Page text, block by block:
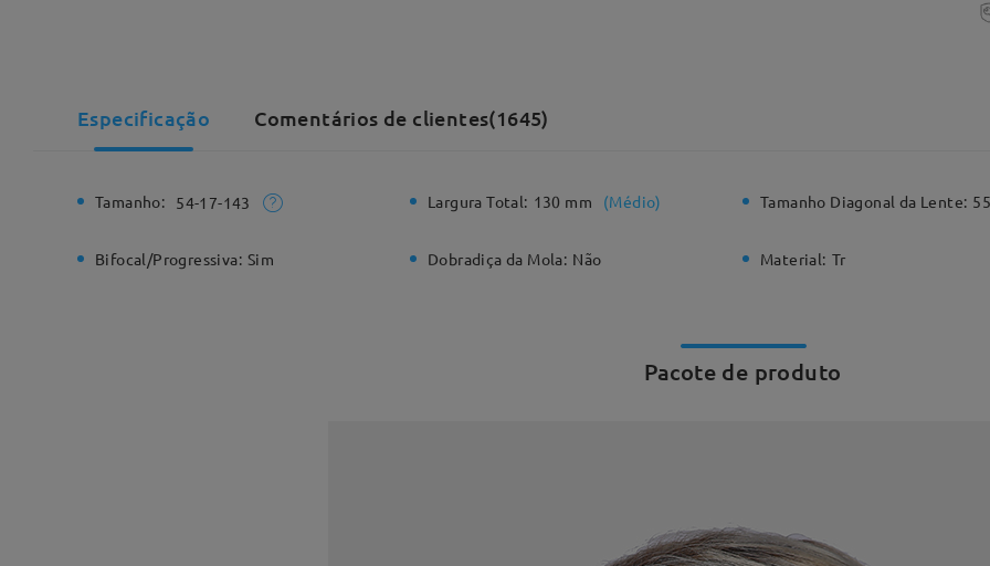
Especificação Comentários de clientes(1645)
Tamanho: 54-17-143 Largura Total: 130 mm (Médio) Tamanho Diagonal da Lente:
Bifocal/Progressiva: Sim Dobradiça da Mola: Não Material: Tr
Pacote de produto